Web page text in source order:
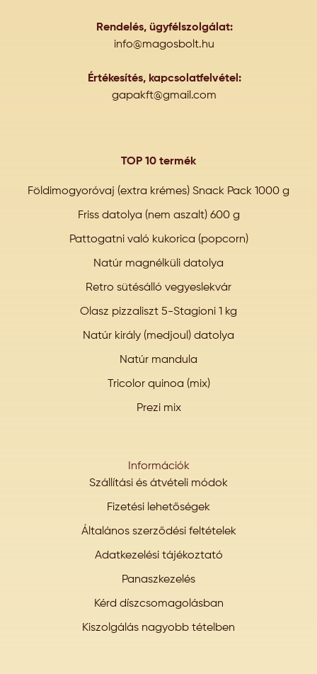
Rendelés, ügyfélszolgálat:
info@magosbolt.hu
Értékesítés, kapcsolatfelvétel:
gapakft@gmail.com
TOP 10 termék
Földimogyoróvaj (extra krémes) Snack Pack 1000 g
Friss datolya (nem aszalt) 600 g
Pattogatni való kukorica (popcorn)
Natúr magnélküli datolya
Retro sütésálló vegyeslekvár
Olasz pizzaliszt 5-Stagioni 1 kg
Natúr király (medjoul) datolya
Natúr mandula
Tricolor quinoa (mix)
Prezi mix
Információk
Szállítási és átvételi módok
Fizetési lehetőségek
Általános szerződési feltételek
Adatkezelési tájékoztató
Panaszkezelés
Kérd díszcsomagolásban
Kiszolgálás nagyobb tételben